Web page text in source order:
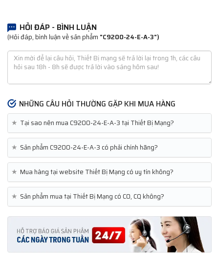
HỎI ĐÁP - BÌNH LUẬN
(Hỏi đáp, bình luận về sản phẩm "C9200-24-E-A-3")
NHỮNG CÂU HỎI THƯỜNG GẶP KHI MUA HÀNG
★ Tại sao nên mua C9200-24-E-A-3 tại Thiết Bị Mạng?
★ Sản phẩm C9200-24-E-A-3 có phải chính hãng?
★ Mua hàng tại website Thiết Bị Mạng có uy tín không?
★ Sản phẩm mua tại Thiết Bị Mạng có CO, CQ không?